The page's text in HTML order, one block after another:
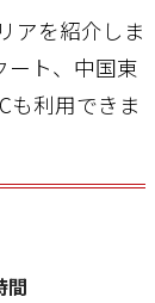
アを紹介しま
ート、中国東
も利用できま
間